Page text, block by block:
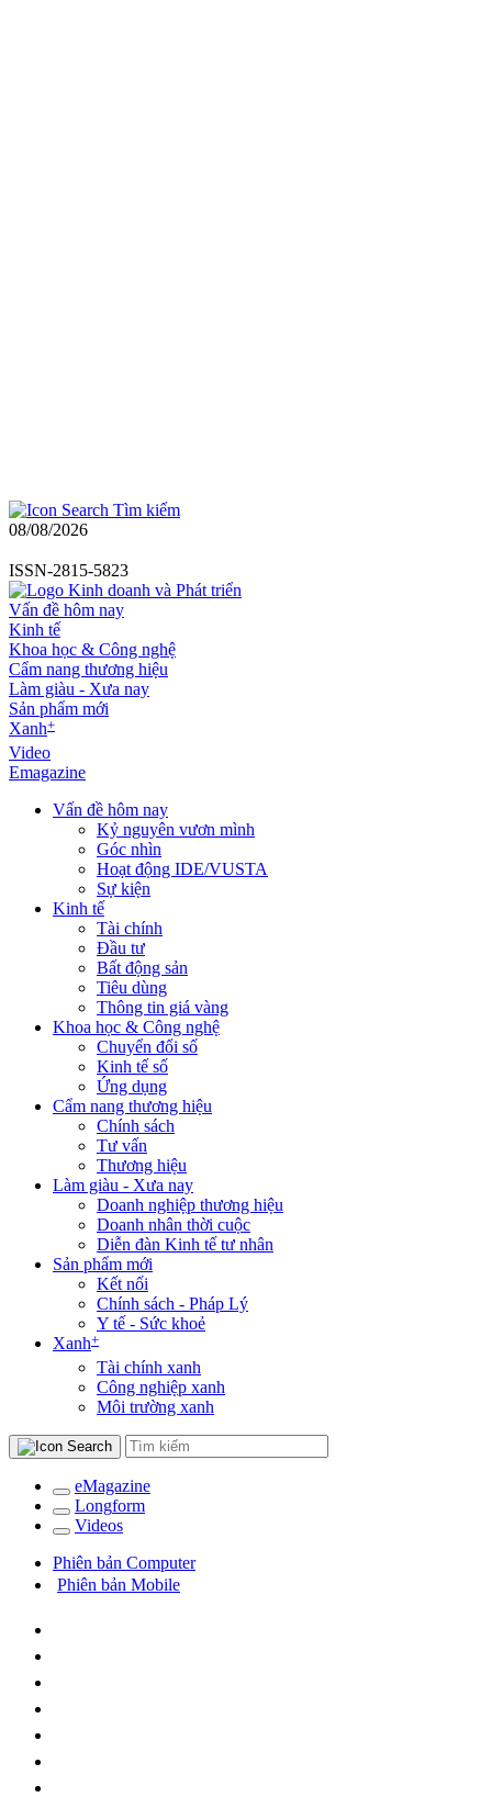
Tìm kiếm
08/08/2026
ISSN-2815-5823
Vấn đề hôm nay
Kinh tế
Khoa học & Công nghệ
Cẩm nang thương hiệu
Làm giàu - Xưa nay
Sản phẩm mới
Xanh+
Video
Emagazine
Vấn đề hôm nay
Kỷ nguyên vươn mình
Góc nhìn
Hoạt động IDE/VUSTA
Sự kiện
Kinh tế
Tài chính
Đầu tư
Bất động sản
Tiêu dùng
Thông tin giá vàng
Khoa học & Công nghệ
Chuyển đổi số
Kinh tế số
Ứng dụng
Cẩm nang thương hiệu
Chính sách
Tư vấn
Thương hiệu
Làm giàu - Xưa nay
Doanh nghiệp thương hiệu
Doanh nhân thời cuộc
Diễn đàn Kinh tế tư nhân
Sản phẩm mới
Kết nối
Chính sách - Pháp Lý
Y tế - Sức khoẻ
Xanh+
Tài chính xanh
Công nghiệp xanh
Môi trường xanh
eMagazine
Longform
Videos
Phiên bản Computer
Phiên bản Mobile